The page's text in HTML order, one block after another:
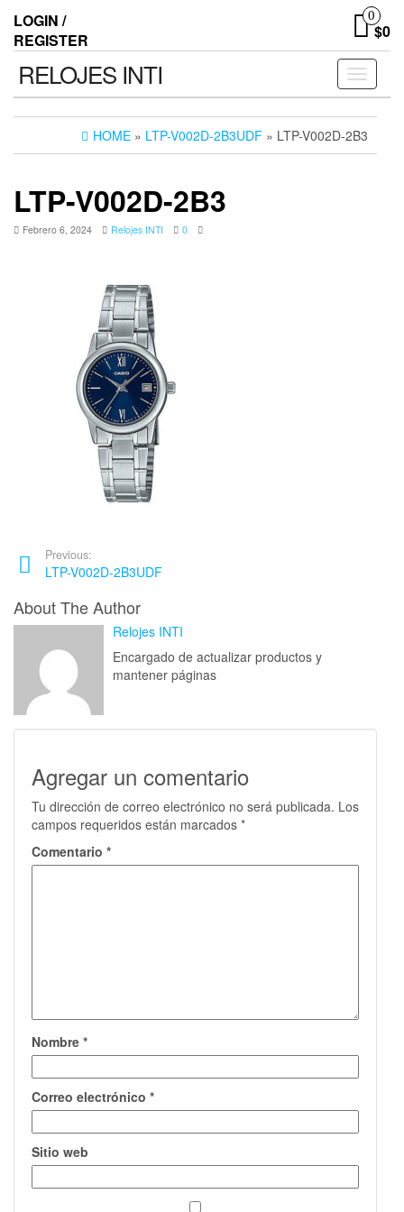
LOGIN /
REGISTER
0
$0
Toggle
RELOJES INTI
HOME » LTP-V002D-2B3UDF » LTP-V002D-2B3
LTP-V002D-2B3
Febrero 6, 2024 Relojes INTI 0
Previous:
LTP-V002D-2B3UDF
About The Author
Relojes INTI
Encargado de actualizar productos y
mantener páginas
Agregar un comentario
Tu dirección de correo electrónico no será publicada. Los
campos requeridos están marcados *
Comentario *
Nombre *
Correo electrónico *
Sitio web